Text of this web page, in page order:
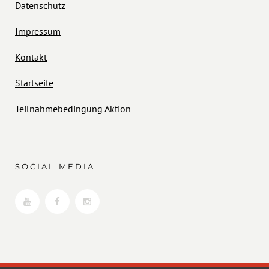
Datenschutz
Impressum
Kontakt
Startseite
Teilnahmebedingung Aktion
SOCIAL MEDIA